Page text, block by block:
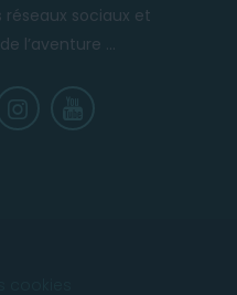
réseaux sociaux et
l’aventure ...